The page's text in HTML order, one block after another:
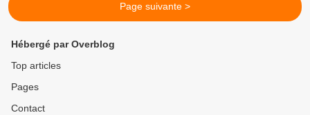
Page suivante >
Hébergé par Overblog
Top articles
Pages
Contact